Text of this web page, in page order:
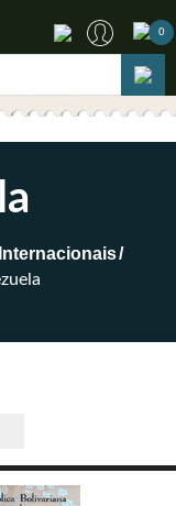
0
Internacionais